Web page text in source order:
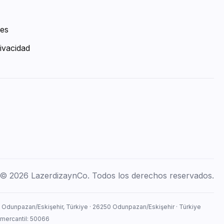
© 2026 LazerdizaynCo. Todos los derechos reservados.
Eskişehir, Türkiye · 26250 Odunpazarı/Eskişehir · Türkiye
50066